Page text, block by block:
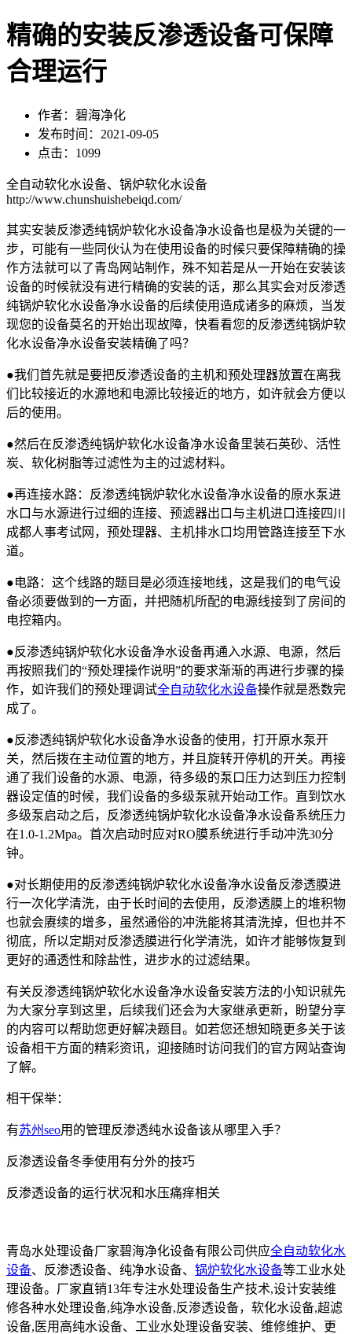
精确的安装反渗透设备可保障
合理运行
作者：碧海净化
发布时间：2021-09-05
点击：1099
全自动软化水设备、锅炉软化水设备
http://www.chunshuishebeiqd.com/
其实安装反渗透纯锅炉软化水设备净水设备也是极为关键的一
步，可能有一些同伙认为在使用设备的时候只要保障精确的操
作方法就可以了青岛网站制作，殊不知若是从一开始在安装该
设备的时候就没有进行精确的安装的话，那么其实会对反渗透
纯锅炉软化水设备净水设备的后续使用造成诸多的麻烦，当发
现您的设备莫名的开始出现故障，快看看您的反渗透纯锅炉软
化水设备净水设备安装精确了吗？
●我们首先就是要把反渗透设备的主机和预处理器放置在离我
们比较接近的水源地和电源比较接近的地方，如许就会方便以
后的使用。
●然后在反渗透纯锅炉软化水设备净水设备里装石英砂、活性
炭、软化树脂等过滤性为主的过滤材料。
●再连接水路：反渗透纯锅炉软化水设备净水设备的原水泵进
水口与水源进行过细的连接、预滤器出口与主机进口连接四川
成都人事考试网，预处理器、主机排水口均用管路连接至下水
道。
●电路：这个线路的题目是必须连接地线，这是我们的电气设
备必须要做到的一方面，并把随机所配的电源线接到了房间的
电控箱内。
●反渗透纯锅炉软化水设备净水设备再通入水源、电源，然后
再按照我们的“预处理操作说明”的要求渐渐的再进行步骤的操
作，如许我们的预处理调试全自动软化水设备操作就是悉数完
成了。
●反渗透纯锅炉软化水设备净水设备的使用，打开原水泵开
关，然后拨在主动位置的地方，并且旋转开停机的开关。再接
通了我们设备的水源、电源，待多级的泵口压力达到压力控制
器设定值的时候，我们设备的多级泵就开始动工作。直到饮水
多级泵启动之后，反渗透纯锅炉软化水设备净水设备系统压力
在1.0-1.2Mpa。首次启动时应对RO膜系统进行手动冲洗30分
钟。
●对长期使用的反渗透纯锅炉软化水设备净水设备反渗透膜进
行一次化学清洗，由于长时间的去使用，反渗透膜上的堆积物
也就会赓续的增多，虽然通俗的冲洗能将其清洗掉，但也并不
彻底，所以定期对反渗透膜进行化学清洗，如许才能够恢复到
更好的通透性和除盐性，进步水的过滤结果。
有关反渗透纯锅炉软化水设备净水设备安装方法的小知识就先
为大家分享到这里，后续我们还会为大家继承更新，盼望分享
的内容可以帮助您更好解决题目。如若您还想知晓更多关于该
设备相干方面的精彩资讯，迎接随时访问我们的官方网站查询
了解。
相干保举：
有苏州seo用的管理反渗透纯水设备该从哪里入手？
反渗透设备冬季使用有分外的技巧
反渗透设备的运行状况和水压痛痒相关
青岛水处理设备厂家碧海净化设备有限公司供应全自动软化水
设备、反渗透设备、纯净水设备、 锅炉软化水设备等工业水处
理设备。厂家直销13年专注水处理设备生产技术,设计安装维
修各种水处理设备,纯净水设备,反渗透设备，软化水设备,超滤
设备,医用高纯水设备、工业水处理设备安装、维修维护、更